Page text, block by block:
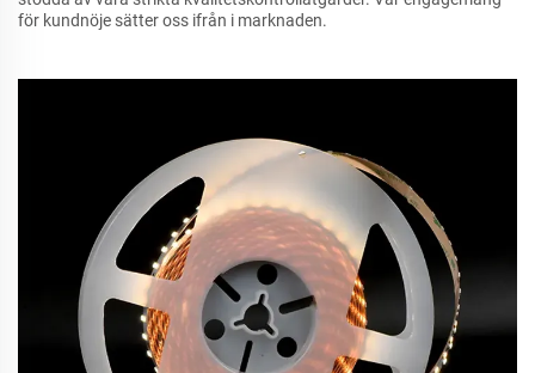
för kundnöje sätter oss ifrån i marknaden.